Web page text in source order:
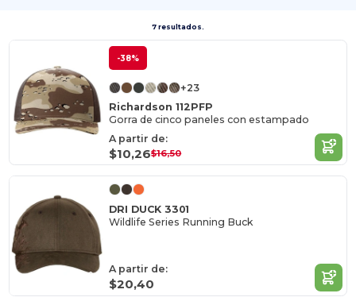
7 resultados.
-38%
+23
Richardson 112PFP
Gorra de cinco paneles con estampado
A partir de:
$10,26$16,50
DRI DUCK 3301
Wildlife Series Running Buck
A partir de:
$20,40